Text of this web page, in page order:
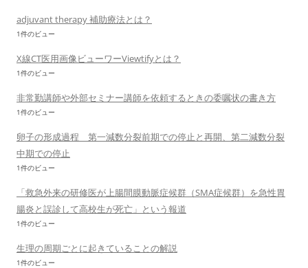
adjuvant therapy 補助療法とは？
1件のビュー
X線CT医用画像ビューワーViewtifyとは？
1件のビュー
非常勤講師や外部セミナー講師を依頼するときの委嘱状の書き方
1件のビュー
卵子の形成過程 第一減数分裂前期での停止と再開、第二減数分裂
中期での停止
1件のビュー
「救急外来の研修医が上腸間膜動脈症候群（SMA症候群）を急性胃
腸炎と誤診して高校生が死亡」という報道
1件のビュー
生理の周期ごとに起きていることの解説
1件のビュー